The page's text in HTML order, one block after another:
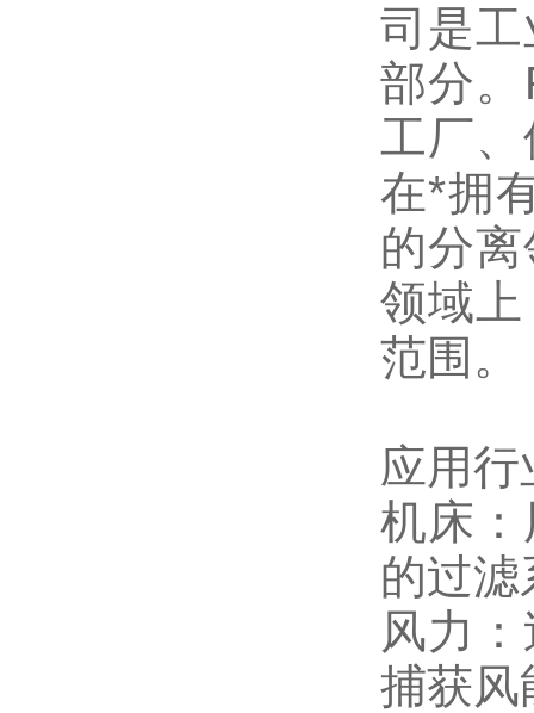
司是
部分
工厂
在*拥
的分
领域
范围。
应用行
机床
的过滤
风力
捕获风